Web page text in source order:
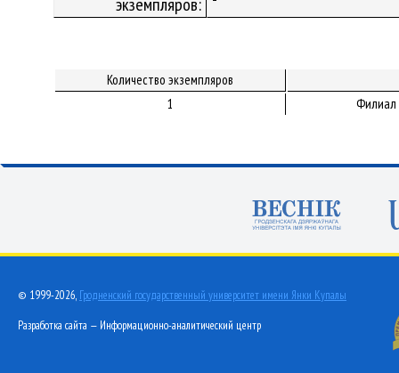
Количество экземпляров
1
Филиал
© 1999-2026, Гродненский государственный университет имени Янки Купалы
Разработка сайта — Информационно-аналитический центр